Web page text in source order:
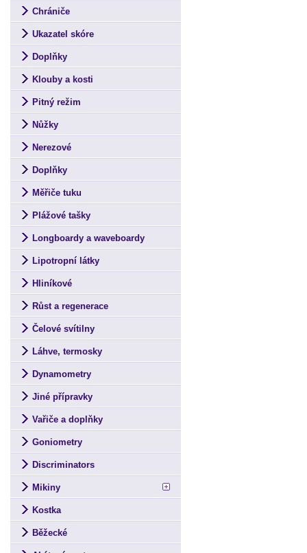
Chrániče
Ukazatel skóre
Doplňky
Klouby a kosti
Pitný režim
Nůžky
Nerezové
Doplňky
Měřiče tuku
Plážové tašky
Longboardy a waveboardy
Lipotropní látky
Hliníkové
Růst a regenerace
Čelové svítilny
Láhve, termosky
Dynamometry
Jiné přípravky
Vařiče a doplňky
Goniometry
Discriminators
Mikiny
Kostka
Běžecké